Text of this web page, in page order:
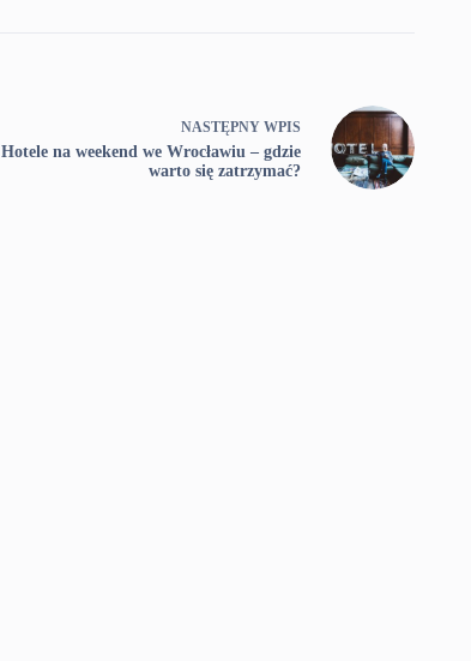
NASTĘPNY WPIS
Hotele na weekend we Wrocławiu – gdzie
warto się zatrzymać?